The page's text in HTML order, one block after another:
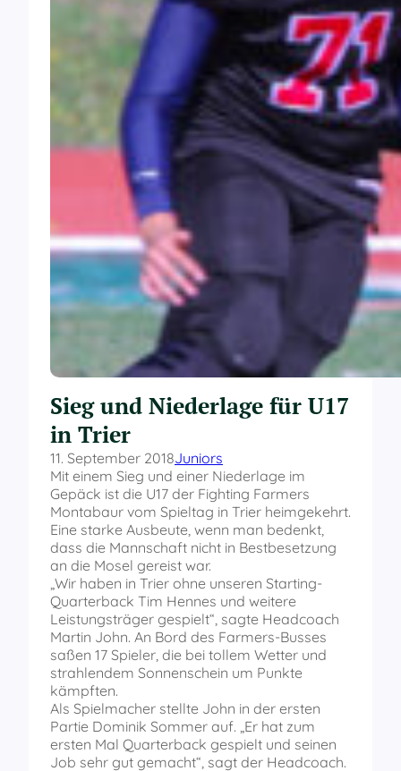
Sieg und Niederlage für U17
in Trier
11. September 2018Juniors
Mit einem Sieg und einer Niederlage im
Gepäck ist die U17 der Fighting Farmers
Montabaur vom Spieltag in Trier heimgekehrt.
Eine starke Ausbeute, wenn man bedenkt,
dass die Mannschaft nicht in Bestbesetzung
an die Mosel gereist war.
„Wir haben in Trier ohne unseren Starting-
Quarterback Tim Hennes und weitere
Leistungsträger gespielt“, sagte Headcoach
Martin John. An Bord des Farmers-Busses
saßen 17 Spieler, die bei tollem Wetter und
strahlendem Sonnenschein um Punkte
kämpften.
Als Spielmacher stellte John in der ersten
Partie Dominik Sommer auf. „Er hat zum
ersten Mal Quarterback gespielt und seinen
Job sehr gut gemacht“, sagt der Headcoach.